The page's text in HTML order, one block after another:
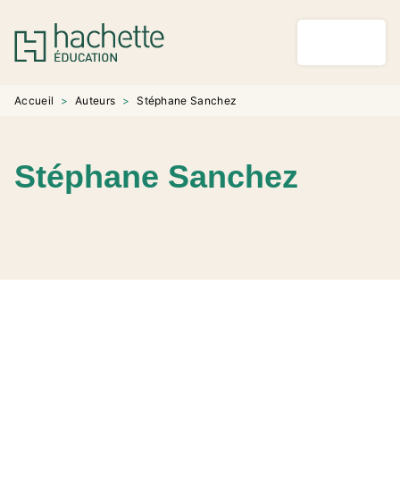
MENU RECHERCHE
PIED DE PAGE
Accueil > Auteurs > Stéphane Sanchez
Stéphane Sanchez